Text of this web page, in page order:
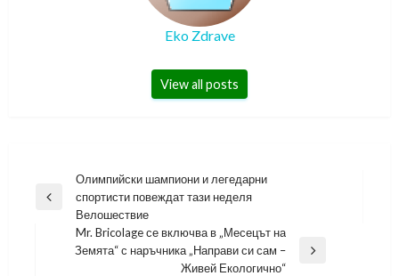
Eko Zdrave
View all posts
Навигация
Previous
Олимпийски шампиони и легедарни
спортисти повеждат тази неделя
Велошествие
Next
Mr. Bricolage се включва в „Месецът на
Земята“ с наръчника „Направи си сам –
Живей Екологично“